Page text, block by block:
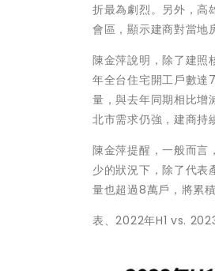
折最為劇烈。另外，高
會區，顯示建商對當地
陳金萍說明，除了建照
年全台住宅開工戶數
量，與去年同期相比增
北市需求仍強，建商持
陳金萍提醒，一般而言
少的狀況下，除了代表
量也超過8萬戶，將累
表、2022年H1 vs.